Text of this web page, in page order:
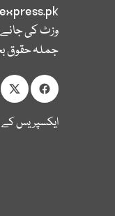
express.pk
وزٹ کی
جملہ حقوق
ایکسپریس